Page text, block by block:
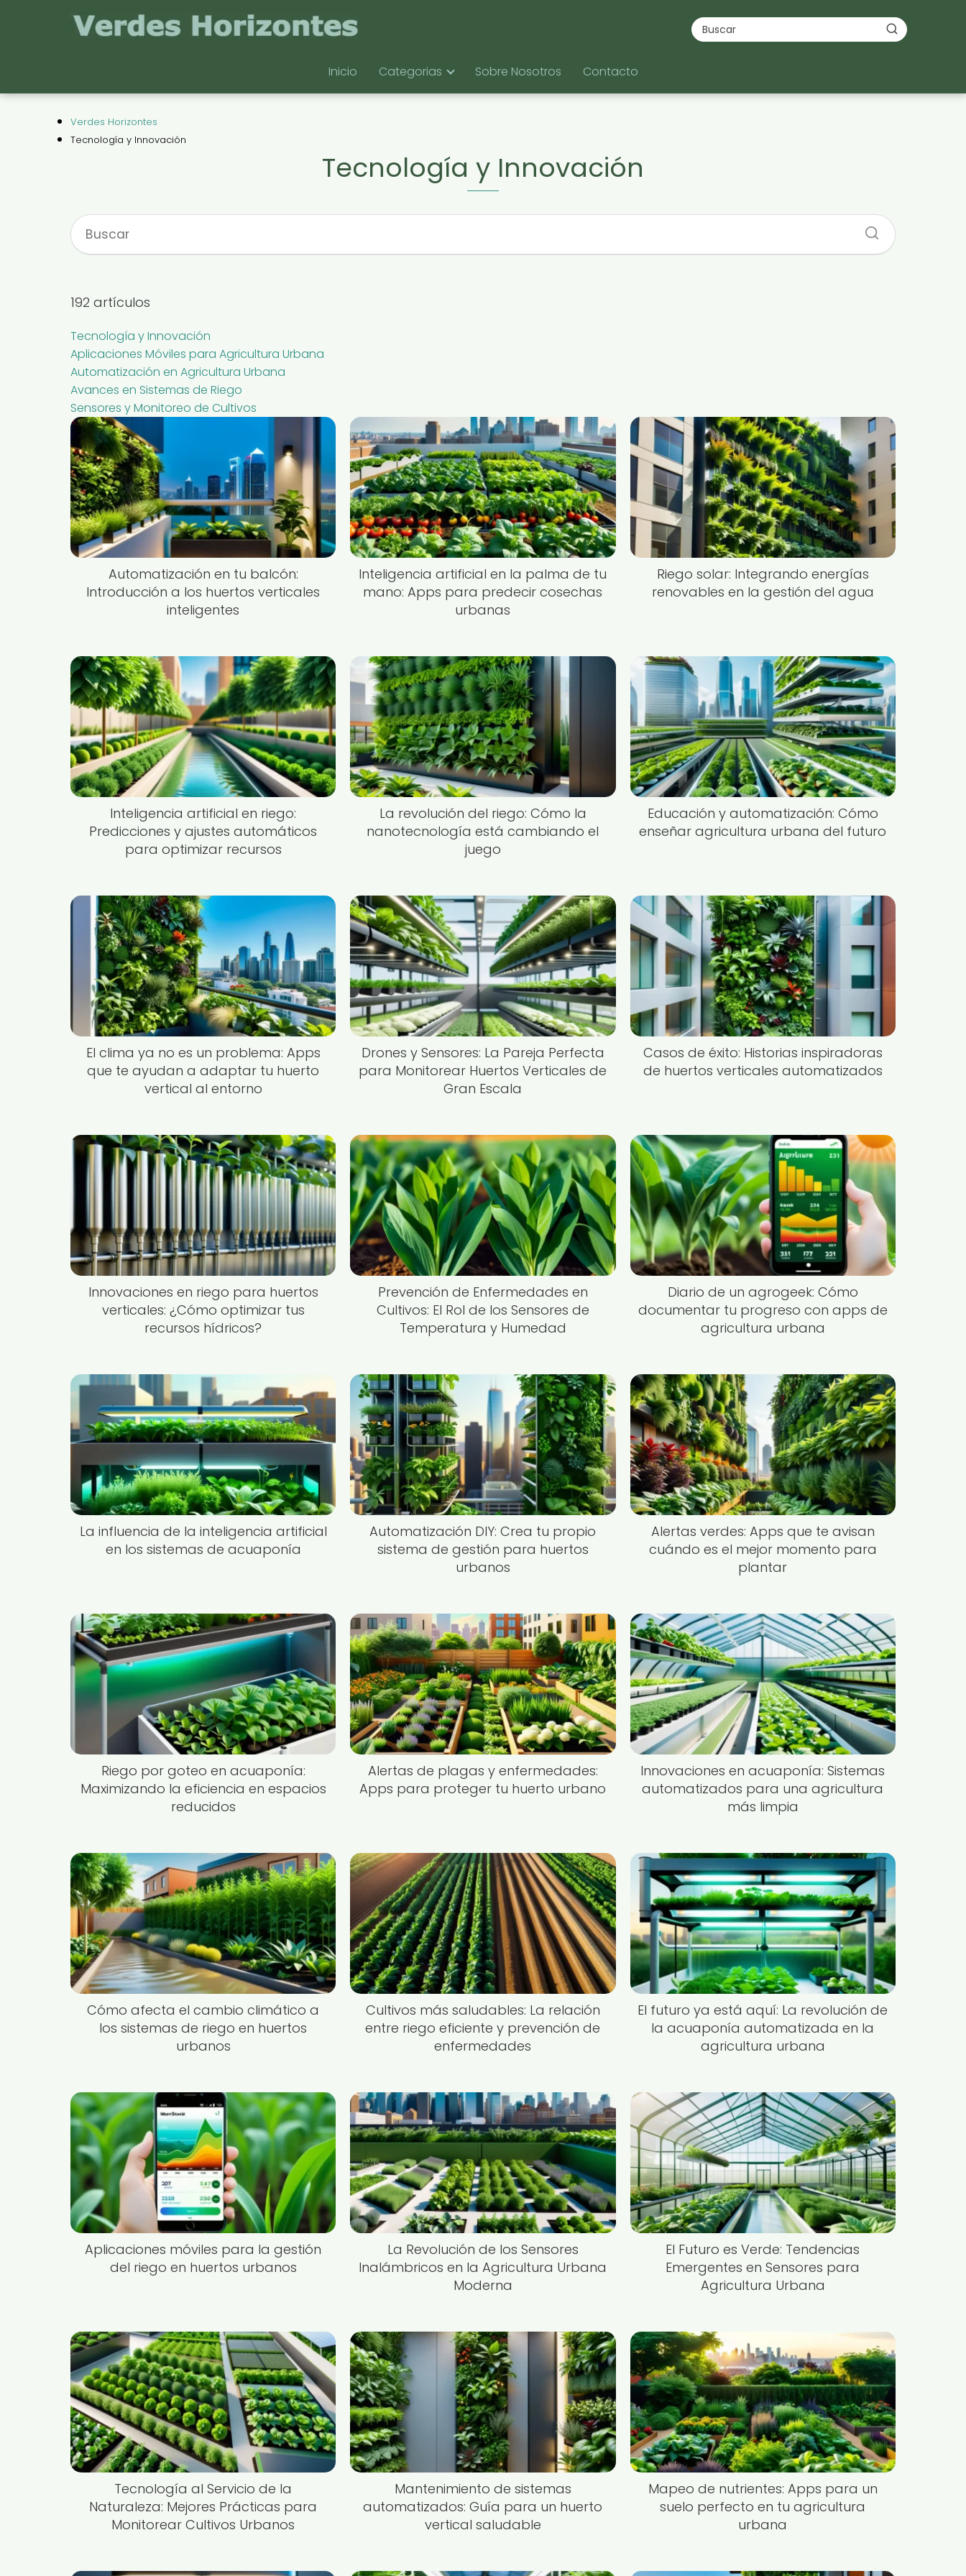
Inicio Categorias Sobre Nosotros Contacto
Verdes Horizontes
Tecnología y Innovación
Tecnología y Innovación
192 artículos
Tecnología y Innovación
Aplicaciones Móviles para Agricultura Urbana
Automatización en Agricultura Urbana
Avances en Sistemas de Riego
Sensores y Monitoreo de Cultivos
Automatización en tu balcón:
Introducción a los huertos verticales
inteligentes
Inteligencia artificial en la palma de tu
mano: Apps para predecir cosechas
urbanas
Riego solar: Integrando energías
renovables en la gestión del agua
Inteligencia artificial en riego:
Predicciones y ajustes automáticos
para optimizar recursos
La revolución del riego: Cómo la
nanotecnología está cambiando el
juego
Educación y automatización: Cómo
enseñar agricultura urbana del futuro
El clima ya no es un problema: Apps
que te ayudan a adaptar tu huerto
vertical al entorno
Drones y Sensores: La Pareja Perfecta
para Monitorear Huertos Verticales de
Gran Escala
Casos de éxito: Historias inspiradoras
de huertos verticales automatizados
Innovaciones en riego para huertos
verticales: ¿Cómo optimizar tus
recursos hídricos?
Prevención de Enfermedades en
Cultivos: El Rol de los Sensores de
Temperatura y Humedad
Diario de un agrogeek: Cómo
documentar tu progreso con apps de
agricultura urbana
La influencia de la inteligencia artificial
en los sistemas de acuaponía
Automatización DIY: Crea tu propio
sistema de gestión para huertos
urbanos
Alertas verdes: Apps que te avisan
cuándo es el mejor momento para
plantar
Riego por goteo en acuaponía:
Maximizando la eficiencia en espacios
reducidos
Alertas de plagas y enfermedades:
Apps para proteger tu huerto urbano
Innovaciones en acuaponía: Sistemas
automatizados para una agricultura
más limpia
Cómo afecta el cambio climático a
los sistemas de riego en huertos
urbanos
Cultivos más saludables: La relación
entre riego eficiente y prevención de
enfermedades
El futuro ya está aquí: La revolución de
la acuaponía automatizada en la
agricultura urbana
Aplicaciones móviles para la gestión
del riego en huertos urbanos
La Revolución de los Sensores
Inalámbricos en la Agricultura Urbana
Moderna
El Futuro es Verde: Tendencias
Emergentes en Sensores para
Agricultura Urbana
Tecnología al Servicio de la
Naturaleza: Mejores Prácticas para
Monitorear Cultivos Urbanos
Mantenimiento de sistemas
automatizados: Guía para un huerto
vertical saludable
Mapeo de nutrientes: Apps para un
suelo perfecto en tu agricultura
urbana